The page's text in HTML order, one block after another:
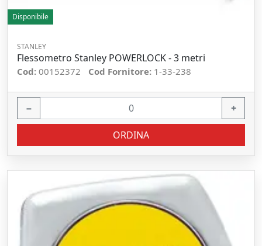
Disponibile
STANLEY
Flessometro Stanley POWERLOCK - 3 metri
Cod: 00152372 Cod Fornitore: 1-33-238
− +
ORDINA